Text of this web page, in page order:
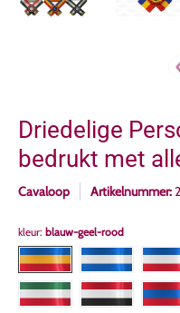
Driedelige
bedrukt met
Cavaloop Artikelnummer:
kleur: blauw-geel-rood